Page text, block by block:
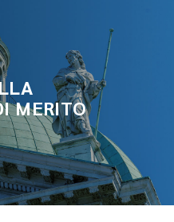
MERITO